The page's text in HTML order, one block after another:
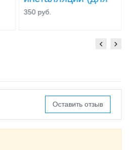
унитаза)
350 руб.
Оставить отзыв